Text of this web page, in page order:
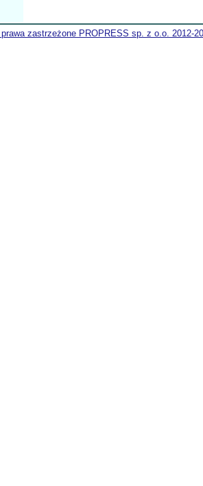
zastrzeżone PROPRESS sp. z o.o. 2012-